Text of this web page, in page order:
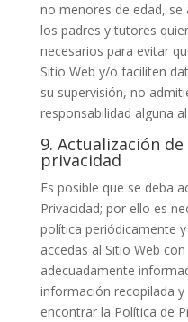
no menores de edad, se
los padres y tutores
necesarios para evitar
Sitio Web y/o faciliten
su supervisión, no
responsabilidad alguna
9. Actualización
privacidad
Es posible que se deba
Privacidad; por ello es
política periódicamente
accedas al Sitio Web
adecuadamente
información recopilada
encontrar la Política de